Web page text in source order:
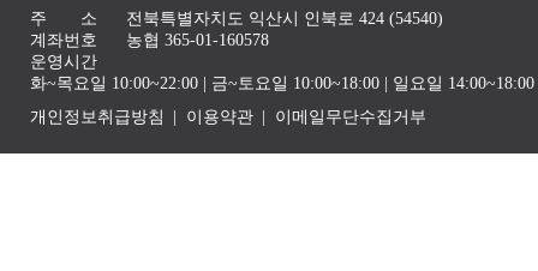
주 소
전북특별자치도 익산시 인북로 424 (54540)
계좌번호
농협 365-01-160578
운영시간
화~목요일 10:00~22:00 | 금~토요일 10:00~18:00 | 일요일
개인정보취급방침
이용약관 이메일무단수집거부